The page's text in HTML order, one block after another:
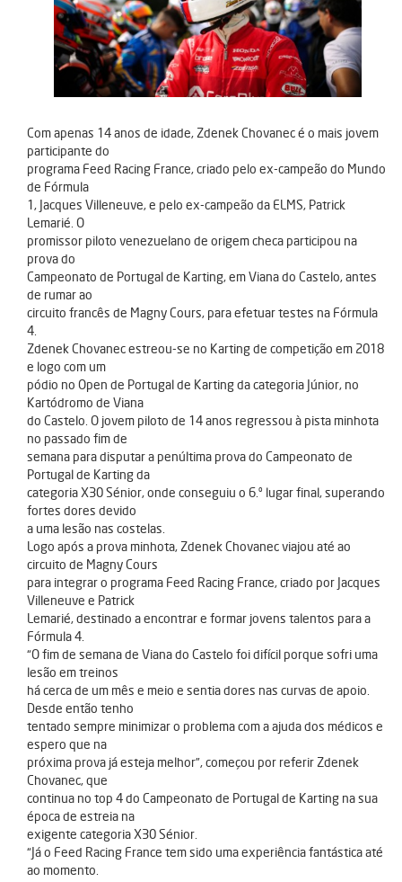
Com apenas 14 anos de idade, Zdenek Chovanec é o mais jovem
participante do
programa Feed Racing France, criado pelo ex-campeão do Mundo
de Fórmula
1, Jacques Villeneuve, e pelo ex-campeão da ELMS, Patrick
Lemarié. O
promissor piloto venezuelano de origem checa participou na
prova do
Campeonato de Portugal de Karting, em Viana do Castelo, antes
de rumar ao
circuito francês de Magny Cours, para efetuar testes na Fórmula
4.
Zdenek Chovanec estreou-se no Karting de competição em 2018
e logo com um
pódio no Open de Portugal de Karting da categoria Júnior, no
Kartódromo de Viana
do Castelo. O jovem piloto de 14 anos regressou à pista minhota
no passado fim de
semana para disputar a penúltima prova do Campeonato de
Portugal de Karting da
categoria X30 Sénior, onde conseguiu o 6.º lugar final, superando
fortes dores devido
a uma lesão nas costelas.
Logo após a prova minhota, Zdenek Chovanec viajou até ao
circuito de Magny Cours
para integrar o programa Feed Racing France, criado por Jacques
Villeneuve e Patrick
Lemarié, destinado a encontrar e formar jovens talentos para a
Fórmula 4.
“O fim de semana de Viana do Castelo foi difícil porque sofri uma
lesão em treinos
há cerca de um mês e meio e sentia dores nas curvas de apoio.
Desde então tenho
tentado sempre minimizar o problema com a ajuda dos médicos e
espero que na
próxima prova já esteja melhor”, começou por referir Zdenek
Chovanec, que
continua no top 4 do Campeonato de Portugal de Karting na sua
época de estreia na
exigente categoria X30 Sénior.
“Já o Feed Racing France tem sido uma experiência fantástica até
ao momento.